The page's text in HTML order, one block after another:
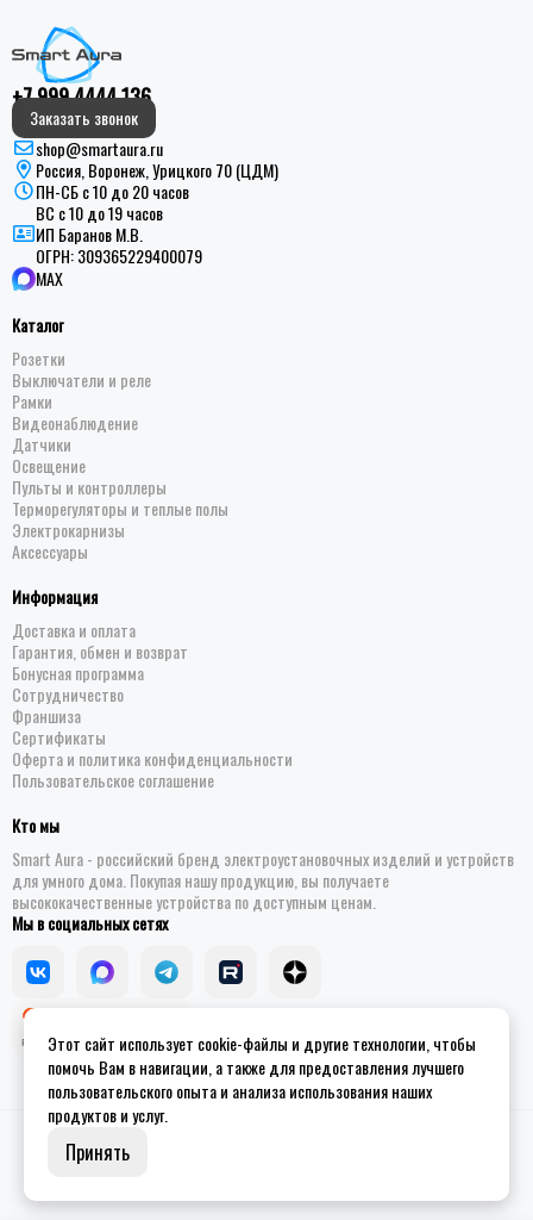
+7 999 4444 136
Заказать звонок
shop@smartaura.ru
Россия, Воронеж, Урицкого 70 (ЦДМ)
ПН-СБ с 10 до 20 часов
ВС с 10 до 19 часов
ИП Баранов М.В.
ОГРН:309365229400079
MAX
Каталог
Розетки
Выключатели и реле
Рамки
Видеонаблюдение
Датчики
Освещение
Пульты и контроллеры
Терморегуляторы и теплые полы
Электрокарнизы
Аксессуары
Информация
Доставка и оплата
Гарантия, обмен и возврат
Бонусная программа
Сотрудничество
Франшиза
Сертификаты
Оферта и политика конфиденциальности
Пользовательское соглашение
Кто мы
Smart Aura - российский бренд электроустановочных изделий и устройств
для умного дома. Покупая нашу продукцию, вы получаете
высококачественные устройства по доступным ценам.
Мы в социальных сетях
2026 © Smart Aura - устройства для умного дома.
Этот сайт использует cookie-файлы и другие технологии, чтобы
помочь Вам в навигации, а также для предоставления лучшего
пользовательского опыта и анализа использования наших
продуктов и услуг.
Принять